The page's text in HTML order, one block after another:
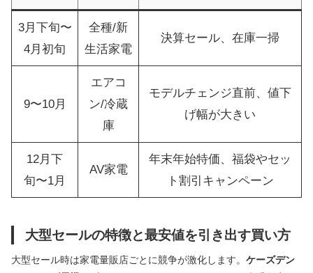
3月下旬〜
4月初旬
全種/新
生活家電
決算セール、在庫一掃
9〜10月
エアコ
ン/冷蔵
庫
モデルチェンジ直前、値下
げ幅が大きい
12月下
旬〜1月
AV家電
年末年始特価、福袋やセッ
ト割引キャンペーン
大型セールの特徴と最安値を引き出す買い方
大型セール時は家電量販店ごとに競争が激化します。 ケーズデン